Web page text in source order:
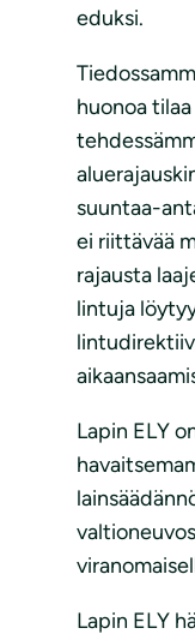
eduksi.
huonoa
suuntaa-
ei riittävää
rajausta
lintuja
Lapin ELY
Lapin ELY